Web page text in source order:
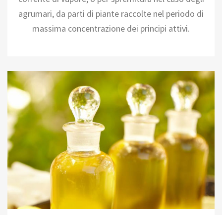
agrumari, da parti di piante raccolte nel periodo di
massima concentrazione dei principi attivi.